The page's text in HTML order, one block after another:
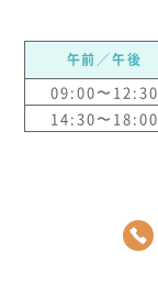
午前／午後
09:00〜12:30
14:30〜18:00